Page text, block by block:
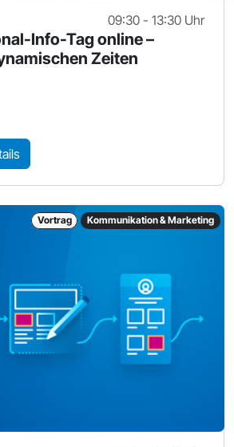
09:30 - 13:30 Uhr
Info-Tag online –
Zeiten
Vortrag Kommunikation & Marketing